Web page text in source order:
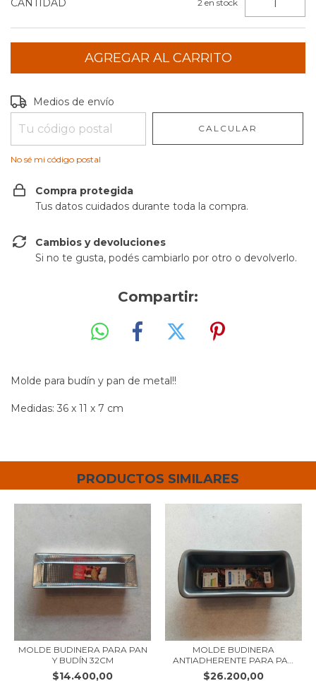
CANTIDAD 2 en stock
Entregas para el CP:
Medios de envío
CALCULAR
No sé mi código postal
Compra protegida
Tus datos cuidados durante toda la compra.
Cambios y devoluciones
Si no te gusta, podés cambiarlo por otro o devolverlo.
Compartir:
Molde para budín y pan de metal!!
Medidas: 36 x 11 x 7 cm
PRODUCTOS SIMILARES
MOLDE BUDINERA PARA PAN
Y BUDÍN 32CM
$14.400,00
MOLDE BUDINERA
ANTIADHERENTE PARA PAN
Y...
$26.200,00